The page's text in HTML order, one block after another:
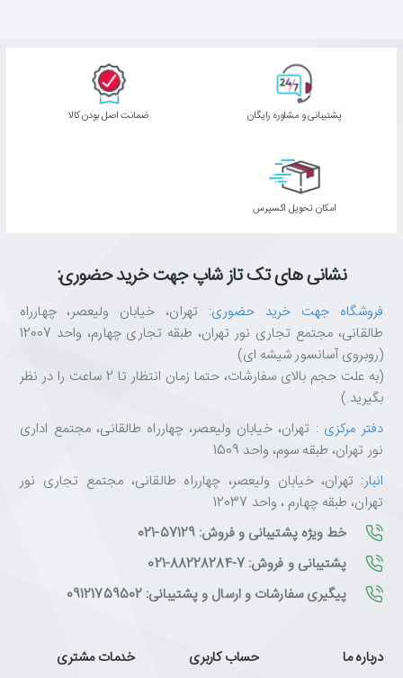
پشتیبانی و مشاوره رایگان ﺿﻤﺎﻧﺖ اﺻﻞ ﺑﻮدن ﮐﺎﻟﺎ
اﻣﮑﺎن ﺗﺤﻮﯾﻞ اﮐﺴﭙﺮس
نشانی های تک تاز شاپ جهت خرید حضوری:
فروشگاه جهت خرید حضوری: تهران، خیابان ولیعصر، چهارراه
طالقانی، مجتمع تجاری نور تهران، طبقه تجاری چهارم، واحد 12007
(روبروی آسانسور شیشه ای)
(به علت حجم بالای سفارشات، حتما زمان انتظار تا 2 ساعت را در نظر
بگیرید.)
دفتر مرکزی : تهران، خیابان ولیعصر، چهارراه طالقانی، مجتمع اداری
نور تهران، طبقه سوم، واحد 1509
انبار: تهران، خیابان ولیعصر، چهارراه طالقانی، مجتمع تجاری نور
تهران، طبقه چهارم ، واحد 12037
خط ویژه پشتیبانی و فروش: 57129-021
پشتیبانی و فروش: 7-88228284-021
پیگیری سفارشات و ارسال و پشتیبانی: 09121759502
درباره ما حساب کاربری خدمات مشتری